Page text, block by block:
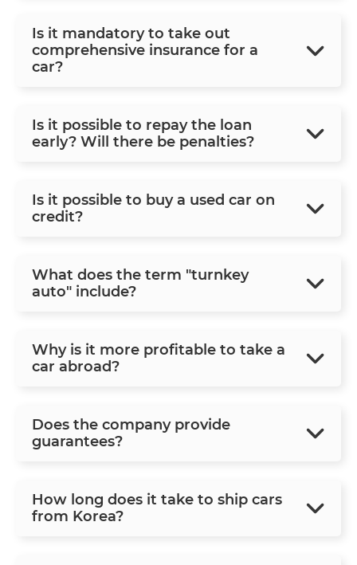
Is it mandatory to take out
comprehensive insurance for a
car?
Is it possible to repay the loan
early? Will there be penalties?
Is it possible to buy a used car on
credit?
What does the term "turnkey
auto" include?
Why is it more profitable to take a
car abroad?
Does the company provide
guarantees?
How long does it take to ship cars
from Korea?